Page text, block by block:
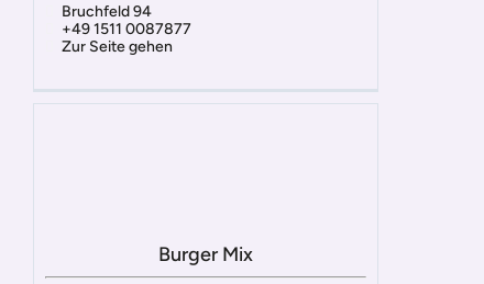
Bruchfeld 94
+49 1511 0087877
Zur Seite gehen
Burger Mix